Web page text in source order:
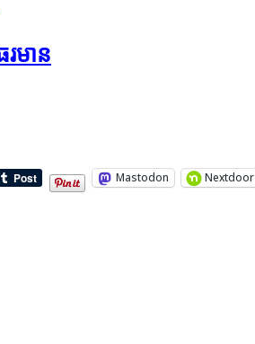
មាន​
Mastodon Nextdoor